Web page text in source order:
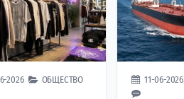
2026 ОБЩЕСТВО 11-06-2026